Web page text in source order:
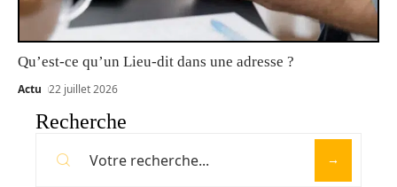
Qu’est-ce qu’un Lieu-dit dans une adresse ?
Actu 22 juillet 2026
Recherche